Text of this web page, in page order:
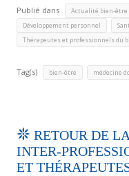
Publié dans Actualité bien-être
Développement personnel
Thérapeutes et professionnels du
Tag(s) bien-être médecine
RETOUR DE
INTER-
ET